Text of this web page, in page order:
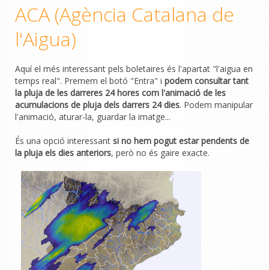
ACA (Agència Catalana de
l'Aigua)
Aquí el més interessant pels boletaires és l'apartat "l'aigua en
temps real". Premem el botó "Entra" i podem consultar tant
la pluja de les darreres 24 hores com l'animació de les
acumulacions de pluja dels darrers 24 dies. Podem manipular
l'animació, aturar-la, guardar la imatge...
És una opció interessant si no hem pogut estar pendents de
la pluja els dies anteriors, però no és gaire exacte.